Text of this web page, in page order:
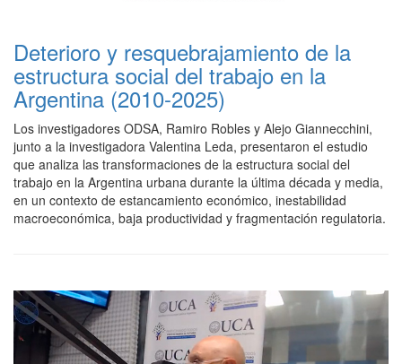
Deterioro y resquebrajamiento de la
estructura social del trabajo en la
Argentina (2010-2025)
Los investigadores ODSA, Ramiro Robles y Alejo Giannecchini,
junto a la investigadora Valentina Leda, presentaron el estudio
que analiza las transformaciones de la estructura social del
trabajo en la Argentina urbana durante la última década y media,
en un contexto de estancamiento económico, inestabilidad
macroeconómica, baja productividad y fragmentación regulatoria.